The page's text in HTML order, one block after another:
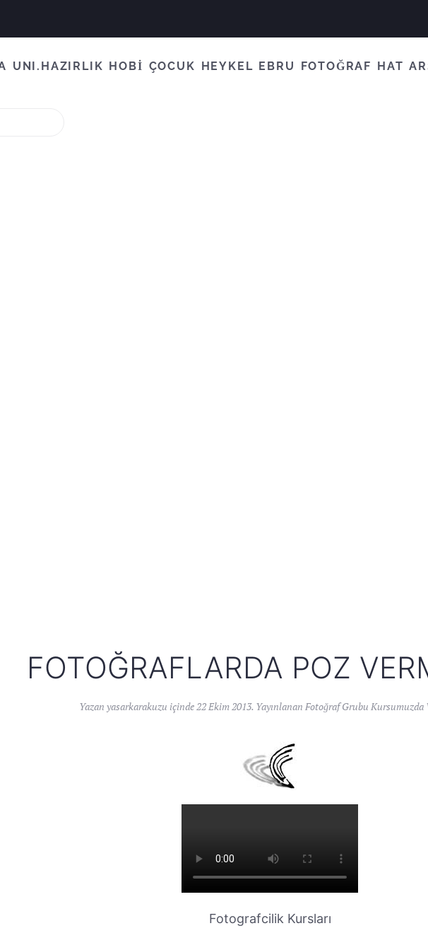
UNI.HAZIRLIK HOBİ ÇOCUK HEYKEL EBRU FOTOĞRAF HAT
FOTOĞRAFLARDA POZ
Yazan yasarkarakuzu içinde22 Ekim 2013. Yayınlanan Fotoğraf Grubu Kursumuzda
Fotografcilik Kursları